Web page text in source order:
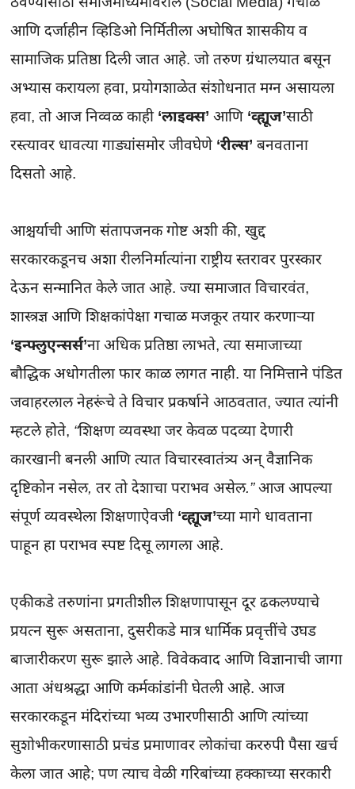
आणि दर्जाहीन व्हिडिओ निर्मितीला अघोषित शासकीय व
सामाजिक प्रतिष्ठा दिली जात आहे. जो तरुण ग्रंथालयात बसून
अभ्यास करायला हवा, प्रयोगशाळेत संशोधनात मग्न असायला
हवा, तो आज निव्वळ काही ‘लाइक्स’ आणि ‘व्ह्यूज’साठी
रस्त्यावर धावत्या गाड्यांसमोर जीवघेणे ‘रील्स’ बनवताना
दिसतो आहे.
आश्चर्याची आणि संतापजनक गोष्ट अशी की, खुद्द
सरकारकडूनच अशा रीलनिर्मात्यांना राष्ट्रीय स्तरावर पुरस्कार
देऊन सन्मानित केले जात आहे. ज्या समाजात विचारवंत,
शास्त्रज्ञ आणि शिक्षकांपेक्षा गचाळ मजकूर तयार करणाऱ्या
‘इन्फ्लुएन्सर्स’ना अधिक प्रतिष्ठा लाभते, त्या समाजाच्या
बौद्धिक अधोगतीला फार काळ लागत नाही. या निमित्ताने पंडित
जवाहरलाल नेहरूंचे ते विचार प्रकर्षाने आठवतात, ज्यात त्यांनी
म्हटले होते, “शिक्षण व्यवस्था जर केवळ पदव्या देणारी
कारखानी बनली आणि त्यात विचारस्वातंत्र्य अन् वैज्ञानिक
दृष्टिकोन नसेल, तर तो देशाचा पराभव असेल.” आज आपल्या
संपूर्ण व्यवस्थेला शिक्षणाऐवजी ‘व्ह्यूज’च्या मागे धावताना
पाहून हा पराभव स्पष्ट दिसू लागला आहे.
एकीकडे तरुणांना प्रगतीशील शिक्षणापासून दूर ढकलण्याचे
प्रयत्न सुरू असताना, दुसरीकडे मात्र धार्मिक प्रवृत्तींचे उघड
बाजारीकरण सुरू झाले आहे. विवेकवाद आणि विज्ञानाची जागा
आता अंधश्रद्धा आणि कर्मकांडांनी घेतली आहे. आज
सरकारकडून मंदिरांच्या भव्य उभारणीसाठी आणि त्यांच्या
सुशोभीकरणासाठी प्रचंड प्रमाणावर लोकांचा कररुपी पैसा खर्च
केला जात आहे; पण त्याच वेळी गरिबांच्या हक्काच्या सरकारी